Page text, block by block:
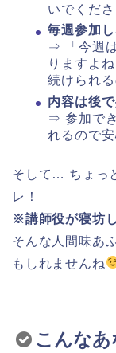
いでくださ
毎週参加
⇒ 「今週
りますよ
続けられる
内容は後で
⇒ 参加で
れるので
そして… ちょっ
レ！
※講師役が寝坊
そんな人間味あ
もしれませんね
こんなあ